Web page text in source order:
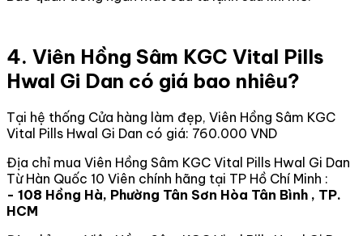
4. Viên Hồng Sâm KGC Vital Pills
Hwal Gi Dan có giá bao nhiêu?
Tại hệ thống Cửa hàng làm đẹp, Viên Hồng Sâm KGC
Vital Pills Hwal Gi Dan có giá: 760.000 VND
Địa chỉ mua Viên Hồng Sâm KGC Vital Pills Hwal Gi Dan
Từ Hàn Quốc 10 Viên chính hãng tại TP Hồ Chí Minh :
- 108 Hồng Hà, Phường Tân Sơn Hòa Tân Bình , TP.
HCM